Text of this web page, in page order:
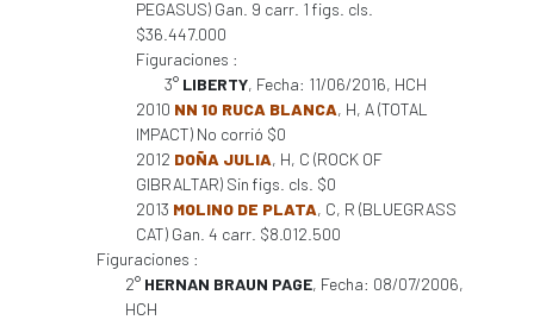
PEGASUS) Gan. 9 carr. 1 figs. cls.
$36.447.000
Figuraciones :
3° LIBERTY, Fecha: 11/06/2016, HCH
2010 NN 10 RUCA BLANCA, H, A (TOTAL
IMPACT) No corrió $0
2012 DOÑA JULIA, H, C (ROCK OF
GIBRALTAR) Sin figs. cls. $0
2013 MOLINO DE PLATA, C, R (BLUEGRASS
CAT) Gan. 4 carr. $8.012.500
Figuraciones :
2° HERNAN BRAUN PAGE, Fecha: 08/07/2006,
HCH